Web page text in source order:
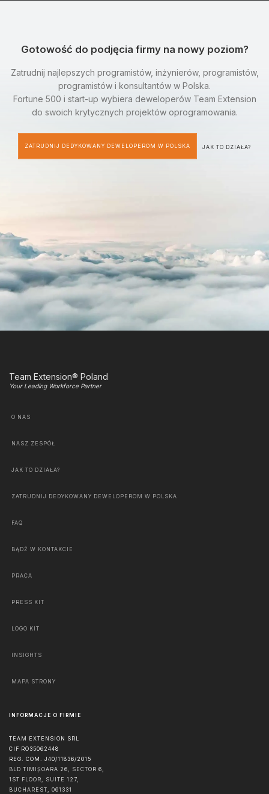
Gotowość do podjęcia firmy na nowy poziom?
Zatrudnij najlepszych programistów, inżynierów, programistów,
programistów i konsultantów w Polska.
Fortune 500 i start-up wybiera deweloperów Team Extension
do swoich krytycznych projektów oprogramowania.
ZATRUDNIJ DEDYKOWANY DEWELOPEROM W POLSKA JAK TO DZIAŁA?
Team Extension® Poland
Your Leading Workforce Partner
O NAS
NASZ ZESPÓŁ
JAK TO DZIAŁA?
ZATRUDNIJ DEDYKOWANY DEWELOPEROM W POLSKA
FAQ
BĄDŹ W KONTAKCIE
PRACA
PRESS KIT
LOGO KIT
INSIGHTS
MAPA STRONY
INFORMACJE O FIRMIE
TEAM EXTENSION SRL
CIF RO35062448
REG. COM. J40/11836/2015
BLD TIMIȘOARA 26, SECTOR 6,
1ST FLOOR, SUITE 127,
BUCHAREST, 061331